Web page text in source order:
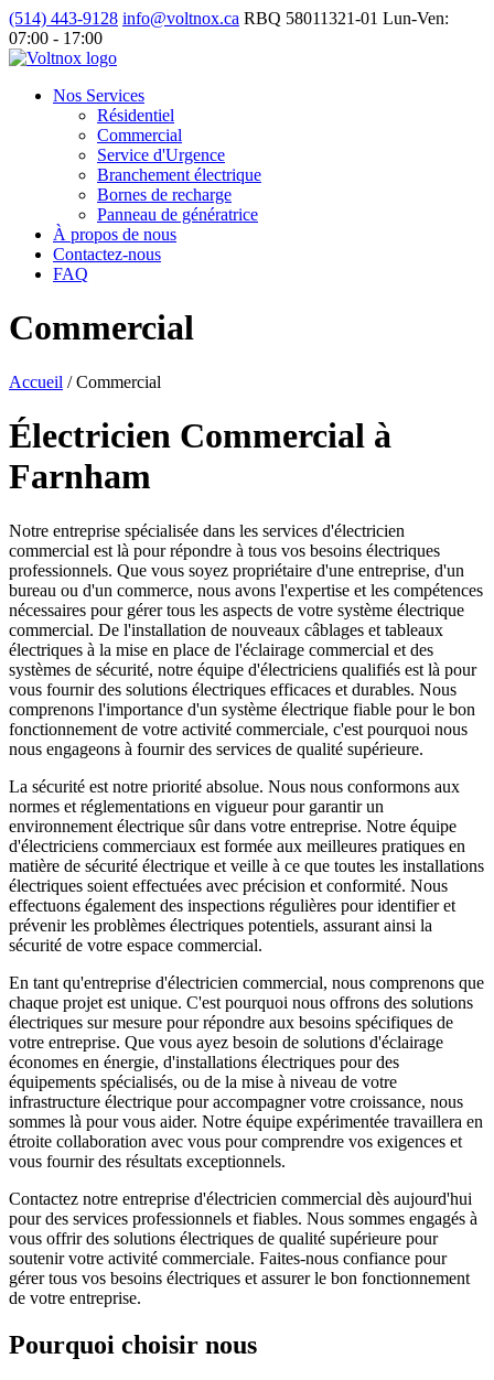
(514) 443-9128 info@voltnox.ca RBQ 58011321-01 Lun-Ven:
07:00 - 17:00
Nos Services
Résidentiel
Commercial
Service d'Urgence
Branchement électrique
Bornes de recharge
Panneau de génératrice
À propos de nous
Contactez-nous
FAQ
Commercial
Accueil / Commercial
Électricien Commercial à
Farnham
Notre entreprise spécialisée dans les services d'électricien
commercial est là pour répondre à tous vos besoins électriques
professionnels. Que vous soyez propriétaire d'une entreprise, d'un
bureau ou d'un commerce, nous avons l'expertise et les compétences
nécessaires pour gérer tous les aspects de votre système électrique
commercial. De l'installation de nouveaux câblages et tableaux
électriques à la mise en place de l'éclairage commercial et des
systèmes de sécurité, notre équipe d'électriciens qualifiés est là pour
vous fournir des solutions électriques efficaces et durables. Nous
comprenons l'importance d'un système électrique fiable pour le bon
fonctionnement de votre activité commerciale, c'est pourquoi nous
nous engageons à fournir des services de qualité supérieure.
La sécurité est notre priorité absolue. Nous nous conformons aux
normes et réglementations en vigueur pour garantir un
environnement électrique sûr dans votre entreprise. Notre équipe
d'électriciens commerciaux est formée aux meilleures pratiques en
matière de sécurité électrique et veille à ce que toutes les installations
électriques soient effectuées avec précision et conformité. Nous
effectuons également des inspections régulières pour identifier et
prévenir les problèmes électriques potentiels, assurant ainsi la
sécurité de votre espace commercial.
En tant qu'entreprise d'électricien commercial, nous comprenons que
chaque projet est unique. C'est pourquoi nous offrons des solutions
électriques sur mesure pour répondre aux besoins spécifiques de
votre entreprise. Que vous ayez besoin de solutions d'éclairage
économes en énergie, d'installations électriques pour des
équipements spécialisés, ou de la mise à niveau de votre
infrastructure électrique pour accompagner votre croissance, nous
sommes là pour vous aider. Notre équipe expérimentée travaillera en
étroite collaboration avec vous pour comprendre vos exigences et
vous fournir des résultats exceptionnels.
Contactez notre entreprise d'électricien commercial dès aujourd'hui
pour des services professionnels et fiables. Nous sommes engagés à
vous offrir des solutions électriques de qualité supérieure pour
soutenir votre activité commerciale. Faites-nous confiance pour
gérer tous vos besoins électriques et assurer le bon fonctionnement
de votre entreprise.
Pourquoi choisir nous